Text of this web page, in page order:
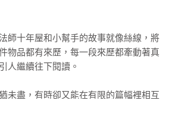
些全都是十年屋用魔法為人保管，但期
師十年屋和小幫手的故事就像絲線，將
物品都有來歷，每一段來歷都牽動著真
人繼續往下閱讀。
未盡，有時卻又能在有限的篇幅裡相互